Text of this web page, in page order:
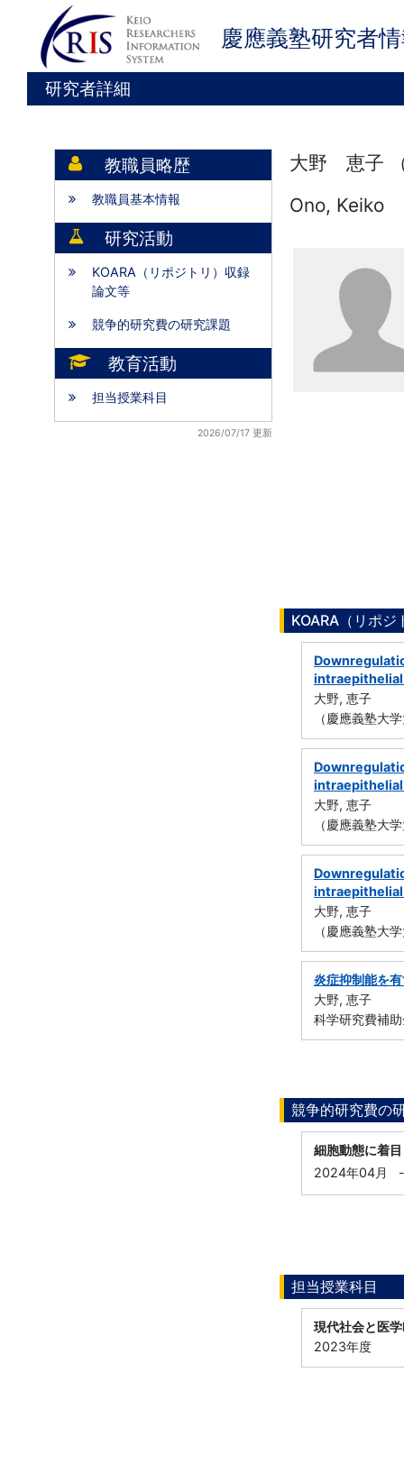
慶應義塾研究者
研究者詳細
教職員略歴
教職員基本情報
研究活動
KOARA（リポジトリ）収録
論文等
競争的研究費の研究課題
教育活動
担当授業科目
2026/07/17 更新
大野 恵子
Ono, Keiko
KOARA（リポ
intraepithelial
大野, 恵子
（慶應義塾大
intraepithelial
大野, 恵子
（慶應義塾大
intraepithelial
大野, 恵子
（慶應義塾大
炎症抑制能を
大野, 恵子
科学研究費補
競争的研究費の
細胞動態に着
2024年04月
-
担当授業科目
現代社会と医
2023年度